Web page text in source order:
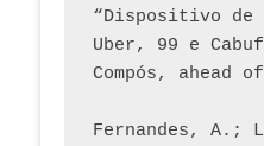
“Dispositivo de
Uber, 99 e
Compós, ahead
Fernandes, A.;